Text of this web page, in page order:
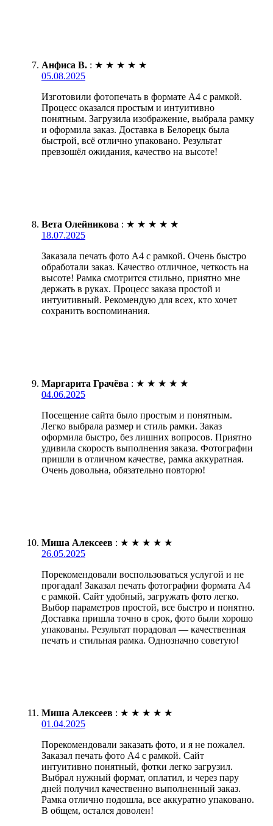
Анфиса В. : ★ ★ ★ ★ ★
05.08.2025
Изготовили фотопечать в формате А4 с рамкой.
Процесс оказался простым и интуитивно
понятным. Загрузила изображение, выбрала рамку
и оформила заказ. Доставка в Белорецк была
быстрой, всё отлично упаковано. Результат
превзошёл ожидания, качество на высоте!
Вета Олейникова : ★ ★ ★ ★ ★
18.07.2025
Заказала печать фото А4 с рамкой. Очень быстро
обработали заказ. Качество отличное, четкость на
высоте! Рамка смотрится стильно, приятно мне
держать в руках. Процесс заказа простой и
интуитивный. Рекомендую для всех, кто хочет
сохранить воспоминания.
Маргарита Грачёва : ★ ★ ★ ★ ★
04.06.2025
Посещение сайта было простым и понятным.
Легко выбрала размер и стиль рамки. Заказ
оформила быстро, без лишних вопросов. Приятно
удивила скорость выполнения заказа. Фотографии
пришли в отличном качестве, рамка аккуратная.
Очень довольна, обязательно повторю!
Миша Алексеев : ★ ★ ★ ★ ★
26.05.2025
Порекомендовали воспользоваться услугой и не
прогадал! Заказал печать фотографии формата А4
с рамкой. Сайт удобный, загружать фото легко.
Выбор параметров простой, все быстро и понятно.
Доставка пришла точно в срок, фото были хорошо
упакованы. Результат порадовал — качественная
печать и стильная рамка. Однозначно советую!
Миша Алексеев : ★ ★ ★ ★ ★
01.04.2025
Порекомендовали заказать фото, и я не пожалел.
Заказал печать фото А4 с рамкой. Сайт
интуитивно понятный, фотки легко загрузил.
Выбрал нужный формат, оплатил, и через пару
дней получил качественно выполненный заказ.
Рамка отлично подошла, все аккуратно упаковано.
В общем, остался доволен!